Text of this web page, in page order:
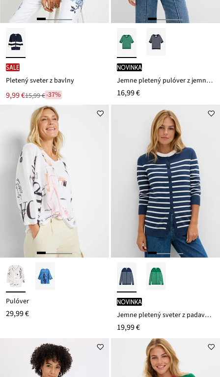
SALE
Pletený sveter z bavlny
Nová
cena
9,99 €
Zľava15,99 €-37%
novinka
Jemne pletený pulóver z jemného viskózového mixu
16,99 €
Pulóver
29,99 €
novinka
Jemne pletený sveter z padavého viskózového mixu
19,99 €